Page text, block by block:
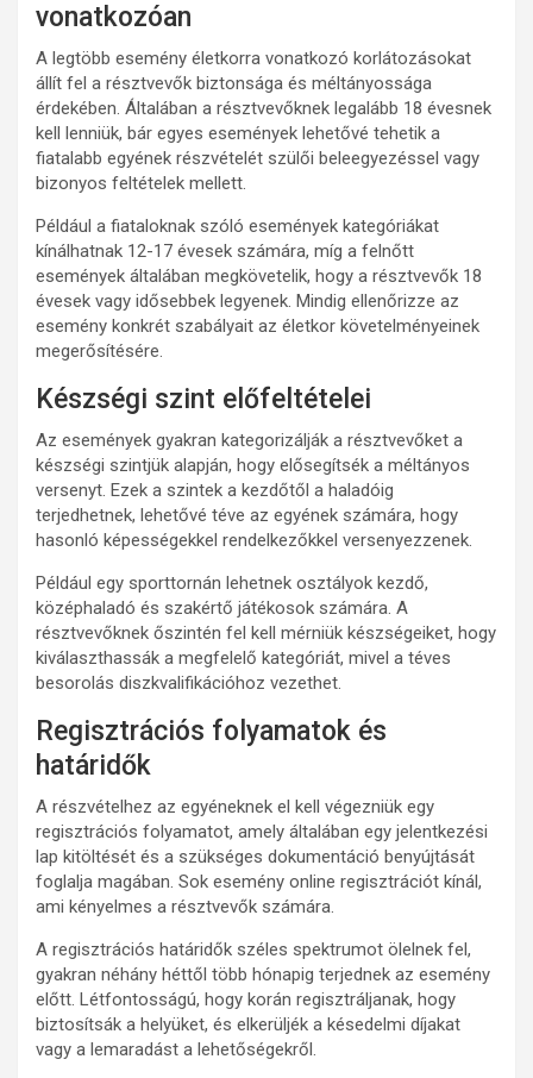
vonatkozóan
A legtöbb esemény életkorra vonatkozó korlátozásokat
állít fel a résztvevők biztonsága és méltányossága
érdekében. Általában a résztvevőknek legalább 18 évesnek
kell lenniük, bár egyes események lehetővé tehetik a
fiatalabb egyének részvételét szülői beleegyezéssel vagy
bizonyos feltételek mellett.
Például a fiataloknak szóló események kategóriákat
kínálhatnak 12-17 évesek számára, míg a felnőtt
események általában megkövetelik, hogy a résztvevők 18
évesek vagy idősebbek legyenek. Mindig ellenőrizze az
esemény konkrét szabályait az életkor követelményeinek
megerősítésére.
Készségi szint előfeltételei
Az események gyakran kategorizálják a résztvevőket a
készségi szintjük alapján, hogy elősegítsék a méltányos
versenyt. Ezek a szintek a kezdőtől a haladóig
terjedhetnek, lehetővé téve az egyének számára, hogy
hasonló képességekkel rendelkezőkkel versenyezzenek.
Például egy sporttornán lehetnek osztályok kezdő,
középhaladó és szakértő játékosok számára. A
résztvevőknek őszintén fel kell mérniük készségeiket, hogy
kiválaszthassák a megfelelő kategóriát, mivel a téves
besorolás diszkvalifikációhoz vezethet.
Regisztrációs folyamatok és
határidők
A részvételhez az egyéneknek el kell végezniük egy
regisztrációs folyamatot, amely általában egy jelentkezési
lap kitöltését és a szükséges dokumentáció benyújtását
foglalja magában. Sok esemény online regisztrációt kínál,
ami kényelmes a résztvevők számára.
A regisztrációs határidők széles spektrumot ölelnek fel,
gyakran néhány héttől több hónapig terjednek az esemény
előtt. Létfontosságú, hogy korán regisztráljanak, hogy
biztosítsák a helyüket, és elkerüljék a késedelmi díjakat
vagy a lemaradást a lehetőségekről.